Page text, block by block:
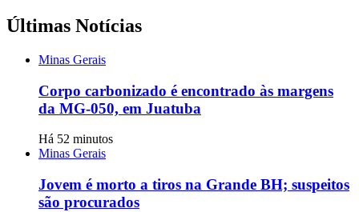
Últimas Notícias
Minas Gerais
Corpo carbonizado é encontrado às margens
da MG-050, em Juatuba
Há 52 minutos
Minas Gerais
Jovem é morto a tiros na Grande BH; suspeitos
são procurados